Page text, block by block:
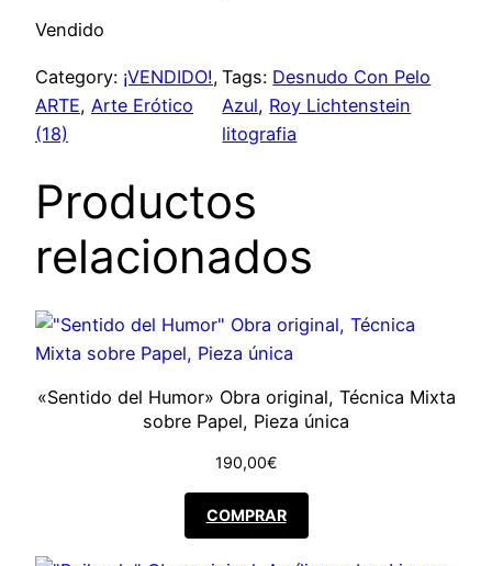
c
o
r
i
g
i
n
a
c
i
t
Vendido
Category: ¡VENDIDO! ,
ARTE, Arte Erótico
(18)
Tags: Desnudo Con Pelo
Azul, Roy Lichtenstein
litografia
Productos
relacionados
«Sentido del Humor» Obra original, Técnica Mixta
sobre Papel, Pieza única
190,00€
COMPRAR